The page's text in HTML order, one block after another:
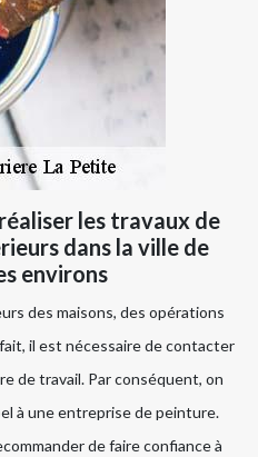
les travaux de
dans la ville de
environs
des maisons, des opérations
il est nécessaire de contacter
de travail. Par conséquent, on
à une entreprise de peinture.
de faire confiance à